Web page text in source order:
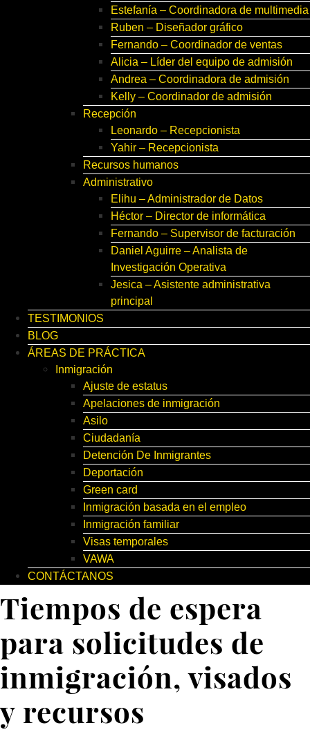
Estefanía – Coordinadora de multimedia
Ruben – Diseñador gráfico
Fernando – Coordinador de ventas
Alicia – Líder del equipo de admisión
Andrea – Coordinadora de admisión
Kelly – Coordinador de admisión
Recepción
Leonardo – Recepcionista
Yahir – Recepcionista
Recursos humanos
Administrativo
Elihu – Administrador de Datos
Héctor – Director de informática
Fernando – Supervisor de facturación
Daniel Aguirre – Analista de
Investigación Operativa
Jesica – Asistente administrativa
principal
TESTIMONIOS
BLOG
ÁREAS DE PRÁCTICA
Inmigración
Ajuste de estatus
Apelaciones de inmigración
Asilo
Ciudadanía
Detención De Inmigrantes
Deportación
Green card
Inmigración basada en el empleo
Inmigración familiar
Visas temporales
VAWA
CONTÁCTANOS
Tiempos de espera
para solicitudes de
inmigración, visados
y recursos